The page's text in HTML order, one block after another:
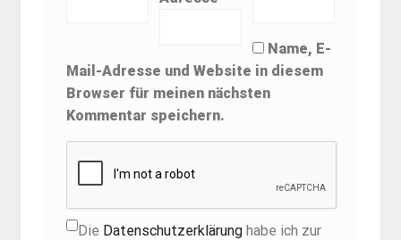
Name, E-
Mail-Adresse und Website in diesem
Browser für meinen nächsten
Kommentar speichern.
Die Datenschutzerklärunghabe ich zur